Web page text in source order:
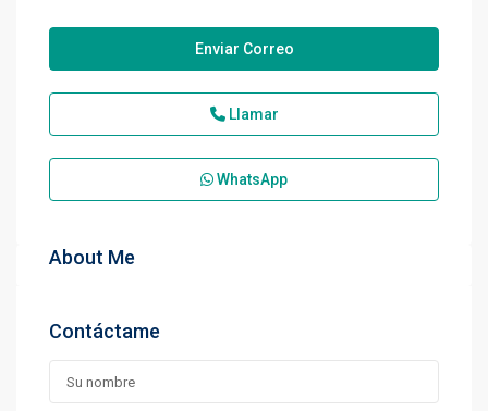
Enviar Correo
Llamar
WhatsApp
About Me
Contáctame